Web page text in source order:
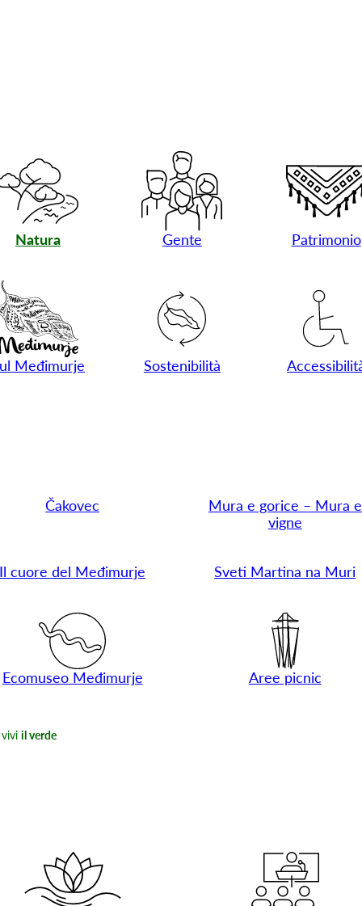
Natura Gente Patrimonio
Međimurje Sostenibilità
Čakovec
Mura e gorice – Mura e
vigne
Il cuore del Međimurje Sveti Martina na Muri
Ecomuseo Međimurje Aree picnic
viviil verde